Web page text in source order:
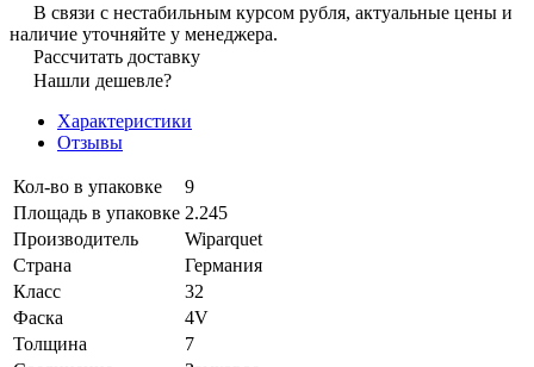
В связи с нестабильным курсом рубля, актуальные цены и
наличие уточняйте у менеджера.
Рассчитать доставку
Нашли дешевле?
Характеристики
Отзывы
Кол-во в упаковке
9
Площадь в упаковке 2.245
Производитель
Wiparquet
Страна
Германия
Класс
32
Фаска
4V
Толщина
7